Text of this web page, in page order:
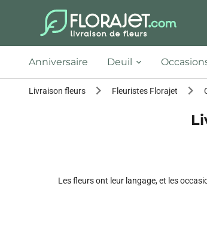
Anniversaire Deuil
Livraison fleurs Fleuristes Florajet
Les fleurs ont leur langage, et les